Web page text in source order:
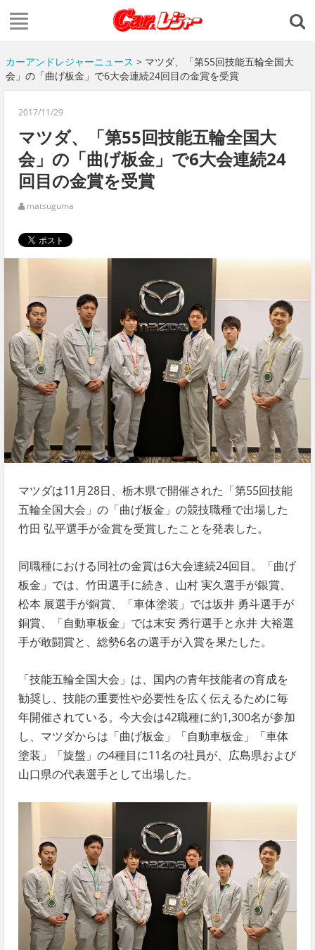
カーアンドレジャーニュース > マツダ、「第55回技能五輪全国大
会」の「曲げ板金」で6大会連続24回目の金賞を受賞
2017/11/29
マツダ、「第55回技能五輪全国大
会」の「曲げ板金」で6大会連続24
回目の金賞を受賞
matsuguma
マツダは11月28日、栃木県で開催された「第55回技能
五輪全国大会」の「曲げ板金」の競技職種で出場した
竹田 弘平選手が金賞を受賞したことを発表した。
同職種における同社の金賞は6大会連続24回目。「曲げ
板金」では、竹田選手に続き、山村 実久選手が銀賞、
松本 展選手が銅賞、「車体塗装」では坂井 勇斗選手が
銅賞、「自動車板金」では末安 秀行選手と永井 大裕選
手が敢闘賞と、総勢6名の選手が入賞を果たした。
「技能五輪全国大会」は、国内の青年技能者の育成を
勧奨し、技能の重要性や必要性を広く伝えるために毎
年開催されている。今大会は42職種に約1,300名が参加
し、マツダからは「曲げ板金」「自動車板金」「車体
塗装」「旋盤」の4種目に11名の社員が、広島県および
山口県の代表選手として出場した。